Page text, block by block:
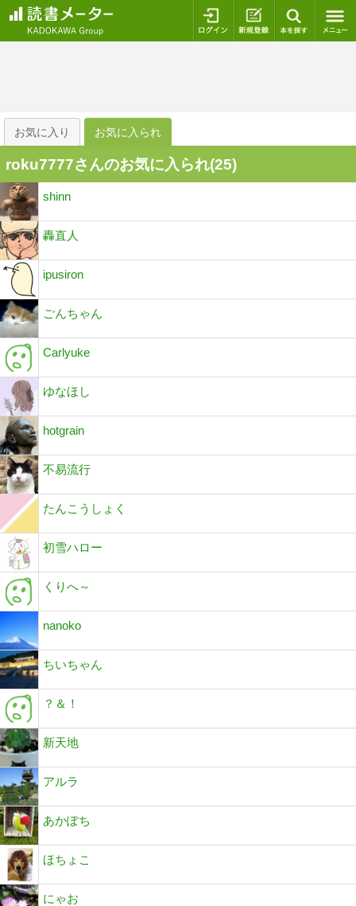
ログイン 新規登録
お気に入り お気に入られ
roku7777さんのお気に入られ(25)
shinn
轟直人
ipusiron
ごんちゃん
Carlyuke
ゆなほし
hotgrain
不易流行
たんこうしょく
初雪ハロー
くりへ～
nanoko
ちいちゃん
？＆！
新天地
アルラ
あかぽち
ほちょこ
にゃお